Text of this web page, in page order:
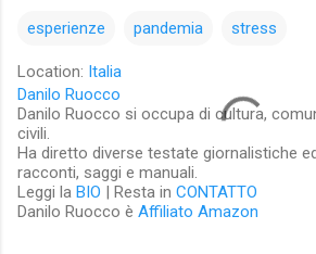
esperienze pandemia stress
Location: Italia
Danilo Ruocco
Danilo Ruocco si occupa di cultura,
civili.
Ha diretto diverse testate giornalistiche
racconti, saggi e manuali.
Leggi la BIO | Resta in CONTATTO
Danilo Ruocco è Affiliato Amazon